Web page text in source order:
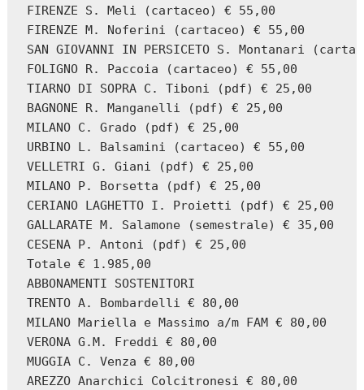
FIRENZE S. Meli (cartaceo) € 55,00
FIRENZE M. Noferini (cartaceo) € 55,00
SAN GIOVANNI IN PERSICETO S. Montanari
FOLIGNO R. Paccoia (cartaceo) € 55,00
TIARNO DI SOPRA C. Tiboni (pdf) € 25,00
BAGNONE R. Manganelli (pdf) € 25,00
MILANO C. Grado (pdf) € 25,00
URBINO L. Balsamini (cartaceo) € 55,00
VELLETRI G. Giani (pdf) € 25,00
MILANO P. Borsetta (pdf) € 25,00
CERIANO LAGHETTO I. Proietti (pdf) € 25,00
GALLARATE M. Salamone (semestrale) € 35,00
CESENA P. Antoni (pdf) € 25,00
Totale € 1.985,00
ABBONAMENTI SOSTENITORI
TRENTO A. Bombardelli € 80,00
MILANO Mariella e Massimo a/m FAM € 80,00
VERONA G.M. Freddi € 80,00
MUGGIA C. Venza € 80,00
AREZZO Anarchici Colcitronesi € 80,00